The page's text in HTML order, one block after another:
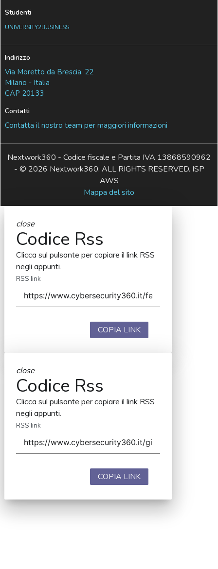
Studenti
UNIVERSITY2BUSINESS
Indirizzo
Via Moretto da Brescia, 22
Milano - Italia
CAP 20133
Contatti
Contatta il nostro team per maggiori informazioni
Nextwork360 - Codice fiscale e Partita IVA 13868590962
- © 2026 Nextwork360. ALL RIGHTS RESERVED. ISP
AWS
Mappa del sito
close
Codice Rss
Clicca sul pulsante per copiare il link RSS
negli appunti.
RSS link
COPIA LINK
close
Codice Rss
Clicca sul pulsante per copiare il link RSS
negli appunti.
RSS link
COPIA LINK